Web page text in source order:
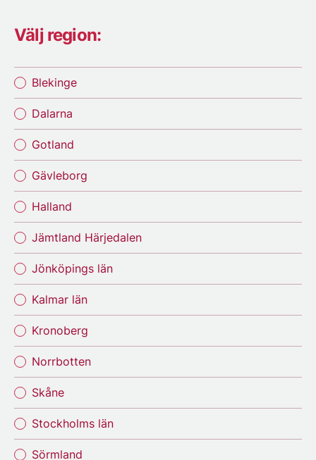
Välj region:
Blekinge
Dalarna
Gotland
Gävleborg
Halland
Jämtland Härjedalen
Jönköpings län
Kalmar län
Kronoberg
Norrbotten
Skåne
Stockholms län
Sörmland